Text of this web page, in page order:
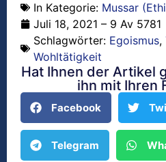
In Kategorie: Mussar
Juli 18, 2021 – 9 Av 5781
Schlagwörter: Egoismus,
Wohltätigkeit
Hat Ihnen der Artikel
ihn mit Ihren
Facebook
Telegram